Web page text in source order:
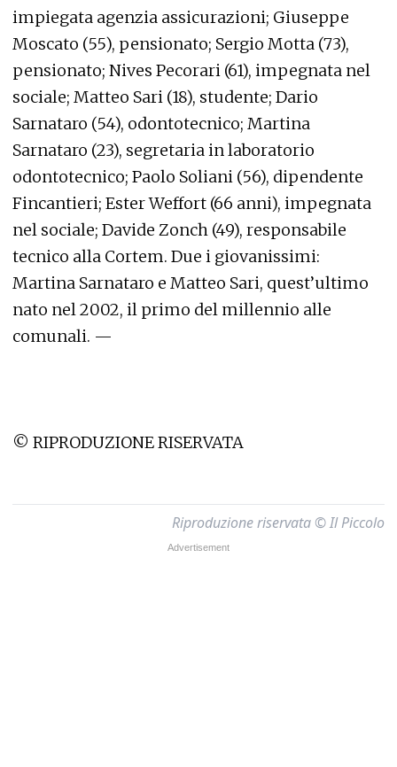
impiegata agenzia assicurazioni; Giuseppe
Moscato (55), pensionato; Sergio Motta (73),
pensionato; Nives Pecorari (61), impegnata nel
sociale; Matteo Sari (18), studente; Dario
Sarnataro (54), odontotecnico; Martina
Sarnataro (23), segretaria in laboratorio
odontotecnico; Paolo Soliani (56), dipendente
Fincantieri; Ester Weffort (66 anni), impegnata
nel sociale; Davide Zonch (49), responsabile
tecnico alla Cortem. Due i giovanissimi:
Martina Sarnataro e Matteo Sari, quest’ultimo
nato nel 2002, il primo del millennio alle
comunali. —
© RIPRODUZIONE RISERVATA
Riproduzione riservata © Il Piccolo